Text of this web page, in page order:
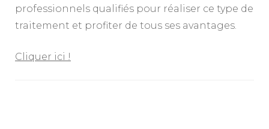
professionnels qualifiés pour réaliser ce type de
traitement et profiter de tous ses avantages.
Cliquer ici !